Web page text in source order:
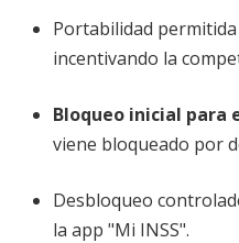
Portabilidad
incentivando la
Bloqueo inicial para
viene bloqueado por
Desbloqueo
la app "Mi INSS".